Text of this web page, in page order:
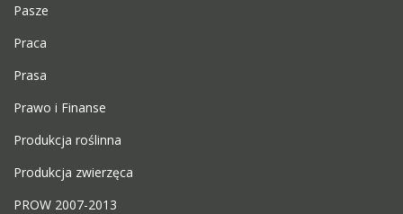
Pasze
Praca
Prasa
Prawo i Finanse
Produkcja roślinna
Produkcja zwierzęca
PROW 2007-2013